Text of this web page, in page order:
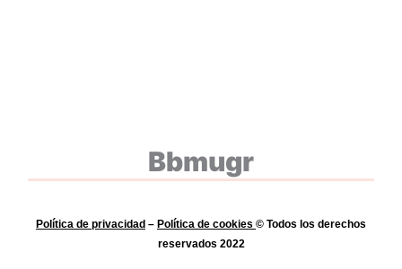
Bbmugr
Política de privacidad – Política de cookies © Todos los derechos
reservados 2022